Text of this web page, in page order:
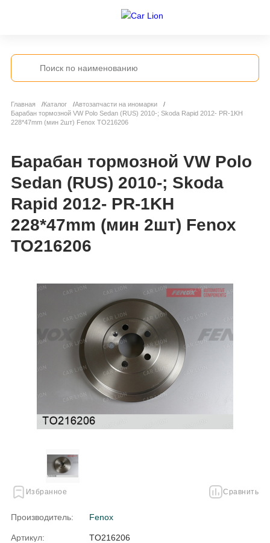
Главная Каталог
Автозапчасти на иномарки
Барабан тормозной VW Polo Sedan (RUS) 2010-; Skoda Rapid 2012- PR-1KH
228*47mm (мин 2шт) Fenox TO216206
Барабан тормозной VW Polo
Sedan (RUS) 2010-; Skoda
Rapid 2012- PR-1KH
228*47mm (мин 2шт) Fenox
TO216206
Избранное Сравнить
Производитель: Fenox
Артикул: TO216206